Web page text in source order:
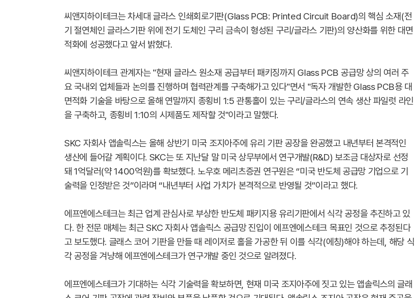
씨앤지하이테크는 차세대 글라스 인쇄회로기판(Glass PCB: Printed Circuit Board)의 핵심 소재(전
기 절연체인 글라스기판 위에 전기 도체인 구리 금속이 형성된 구리/글라스 기판)의 양산화를 위한 대면
적화에 성공했다고 앞서 밝혔다.
씨앤지하이테크 관계자는 "현재 글라스 원소재 공급부터 패키징까지 Glass PCB 공급망 상의 여러 주
요 국내외 업체들과 논의를 진행하며 협력관계를 구축해가고 있다"면서 "독자 개발한 Glass PCB용 대
면적화 기술을 바탕으로 올해 연말까지 종횡비 1:5 관통홀이 있는 구리/글라스의 연속 생산 파일럿 라인
을 구축하고, 종횡비 1:10의 시제품도 제작할 것"이라고 말했다.
SKC 자회사 앱솔릭스는 올해 상반기 미국 조지아주에 유리 기판 공장을 완공했고 내년부터 본격적인
생산에 들어갈 계획이다. SKC는 또 지난달 말 미국 상무부에서 연구개발(R&D) 보조금 대상자로 선정
돼 1억달러(약 1400억원)를 확보했다. 노우호 메리츠증권 연구원은 “미국 반도체 공급망 기업으로 기
술력을 인정받은 것”이라며 “내년부터 사업 가치가 본격적으로 반영될 것”이라고 했다.
에프엔에스테크는 최근 업계 관심사로 부상한 반도체 패키지용 유리기판에서 식각 공정을 추진하고 있
다. 한 전문 매체는 최근 SKC 자회사 앱솔릭스 공급망 진입이 에프엔에스테크 목표인 것으로 추정된다
고 보도했다. 글래스 코어 기판을 만들 때 레이저로 홀을 가공한 뒤 이를 식각(에칭)해야 하는데, 해당 식
각 공정을 겨냥해 에프엔에스테크가 연구개발 중인 것으로 알려졌다.
에프엔에스테크가 기대하는 식각 기술력을 확보하면, 현재 미국 조지아주에 짓고 있는 앱솔릭스의 글래